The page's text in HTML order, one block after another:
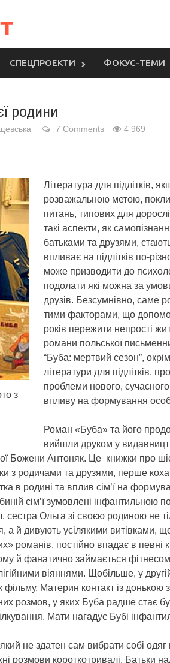
СПЕЦПРОЕКТИ ФОКУС-ТЕМИ
родини
7 Comments 4 969
з
Література для підлітків,
розважальною метою,
питань, типових для
такі аспекти, як
батьками та друзями,
впливає на підлітків по-
може призводити до
подолати які можна за
друзів. Безсумнівно, саме
тими факторами, що
років пережити непрості
романи польської
“Буба: мертвий сезон”,
літератури для підлітків,
проблеми нового, сучасного
впливу на формування
Роман «Буба» та його
вийшли друком у
Божени Антоняк. Це книжки про
з родичами та друзями, перше
в родині та вплив сім’ї на
сім’ї зумовлені інфантильною
Ольга зі своєю родиною не
а й дивують усілякими витівками,
романів, постійно впадає в
й фанатично займається
віяннями. Щобільше, у
Материн контакт із донькою
розмов, у яких Буба радше стає
Мати нагадує Бубі
не здатен сам вибрати собі одяг
розмови короткотривалі. Батьки